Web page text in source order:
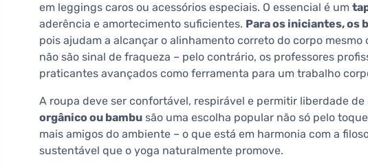
em leggings caros ou acessórios especiais. O essencial é um
aderência e amortecimento suficientes. Para os iniciantes, os
pois ajudam a alcançar o alinhamento correto do corpo
não são sinal de fraqueza – pelo contrário, os professores
praticantes avançados como ferramenta para um trabalho
A roupa deve ser confortável, respirável e permitir liberdade de
orgânico ou bambu são uma escolha popular não só pelo
mais amigos do ambiente – o que está em harmonia com a
sustentável que o yoga naturalmente promove.